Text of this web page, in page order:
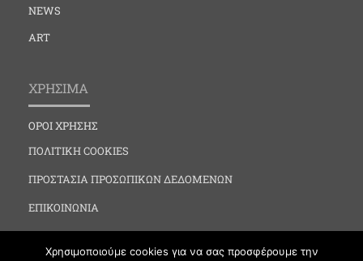
NEWS
ART
ΧΡΗΣΙΜΑ
ΟΡΟΙ ΧΡΗΣΗΣ
ΠΟΛΙΤΙΚΗ COOKIES
ΠΡΟΣΤΑΣΙΑ ΠΡΟΣΩΠΙΚΩΝ ΔΕΔΟΜΕΝΩΝ
ΕΠΙΚΟΙΝΩΝΙΑ
Χρησιμοποιούμε cookies για να σας προσφέρουμε την